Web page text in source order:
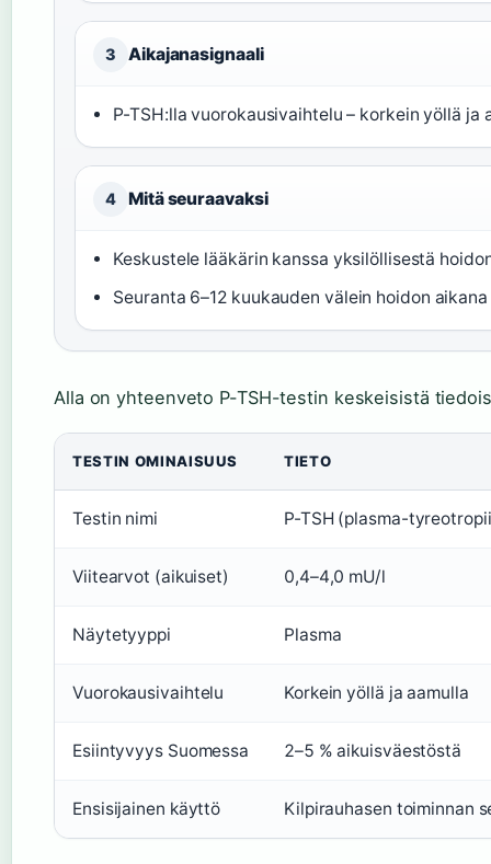
3 Aikajanasignaali
P-TSH:lla vuorokausivaihtelu – korkein yöllä ja
4 Mitä seuraavaksi
Keskustele lääkärin kanssa yksilöllisestä
Seuranta 6–12 kuukauden välein hoidon aikana
Alla on yhteenveto P-TSH-testin keskeisistä
TESTIN OMINAISUUS TIETO
Testin nimi P-TSH (plasma-
Viitearvot (aikuiset) 0,4–4,0 mU/l
Näytetyyppi Plasma
Vuorokausivaihtelu Korkein yöllä ja aamulla
Esiintyvyys Suomessa 2–5 % aikuisväestöstä
Ensisijainen käyttö Kilpirauhasen toiminnan